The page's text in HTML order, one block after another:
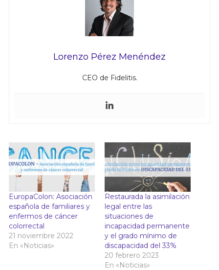
Lorenzo Pérez Menéndez
CEO de Fidelitis.
EuropaColon: Asociación
española de familiares y
enfermos de cáncer
colorrectal
21 noviembre 2022
En «Noticias»
Restaurada la asimilación
legal entre las
situaciones de
incapacidad permanente
y el grado mínimo de
discapacidad del 33%
20 febrero 2023
En «Noticias»